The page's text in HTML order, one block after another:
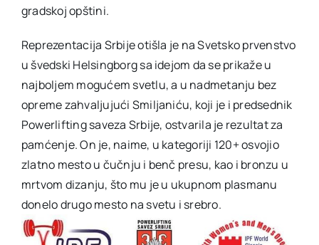
gradskoj opštini.
Reprezentacija Srbije otišla je na Svetsko prvenstvo
u švedski Helsingborg sa idejom da se prikaže u
najboljem mogućem svetlu, a u nadmetanju bez
opreme zahvaljujući Smiljaniću, koji je i predsednik
Powerlifting saveza Srbije, ostvarila je rezultat za
pamćenje. On je, naime, u kategoriji 120+ osvojio
zlatno mesto u čučnju i benč presu, kao i bronzu u
mrtvom dizanju, što mu je u ukupnom plasmanu
donelo drugo mesto na svetu i srebro.